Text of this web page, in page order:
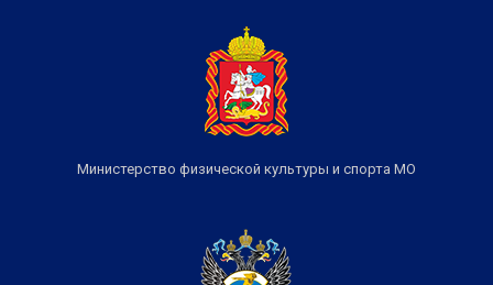
Министерство физической культуры и спорта МО